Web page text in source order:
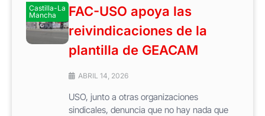
Castilla-La
Mancha
FAC-USO apoya las
reivindicaciones de la
plantilla de GEACAM
ABRIL 14, 2026
USO, junto a otras organizaciones
sindicales, denuncia que no hay nada que